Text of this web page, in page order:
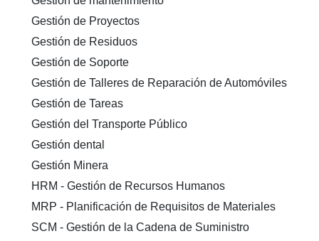
Gestión de Proyectos
Gestión de Residuos
Gestión de Soporte
Gestión de Talleres de Reparación de Automóviles
Gestión de Tareas
Gestión del Transporte Público
Gestión dental
Gestión Minera
HRM - Gestión de Recursos Humanos
MRP - Planificación de Requisitos de Materiales
SCM - Gestión de la Cadena de Suministro